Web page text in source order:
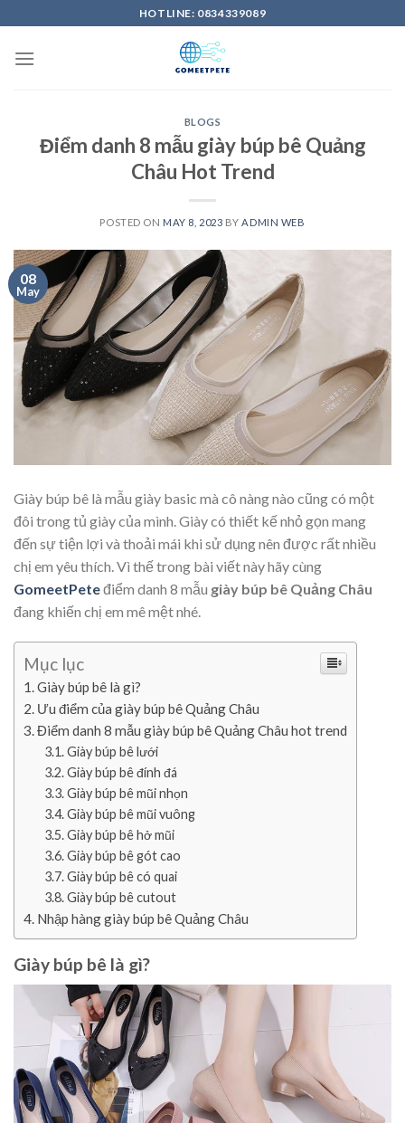
content
HOTLINE: 0834339089
BLOGS
Điểm danh 8 mẫu giày búp bê Quảng
Châu Hot Trend
POSTED ON MAY 8, 2023 BY ADMIN WEB
08
May
Giày búp bê là mẫu giày basic mà cô nàng nào cũng có một
đôi trong tủ giày của mình. Giày có thiết kế nhỏ gọn mang
đến sự tiện lợi và thoải mái khi sử dụng nên được rất nhiều
chị em yêu thích. Vì thế trong bài viết này hãy cùng
GomeetPeteđiểm danh 8 mẫu giày búp bê Quảng Châu
đang khiến chị em mê mệt nhé.
Mục lục
Giày búp bê là gì?
Ưu điểm của giày búp bê Quảng Châu
Điểm danh 8 mẫu giày búp bê Quảng Châu hot trend
Giày búp bê lưới
Giày búp bê đính đá
Giày búp bê mũi nhọn
Giày búp bê mũi vuông
Giày búp bê hở mũi
Giày búp bê gót cao
Giày búp bê có quai
Giày búp bê cutout
Nhập hàng giày búp bê Quảng Châu
Giày búp bê là gì?